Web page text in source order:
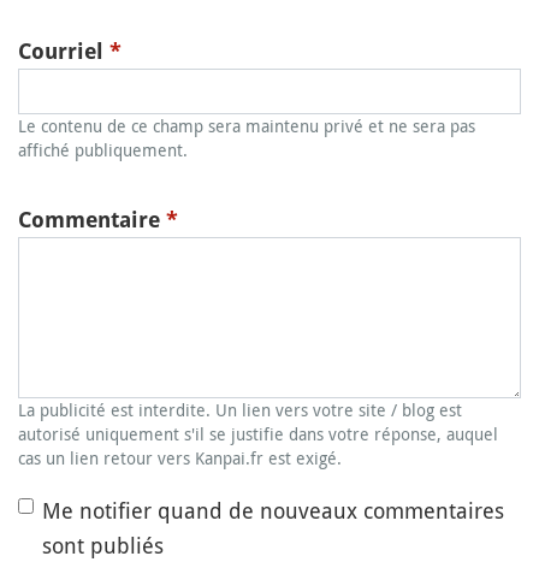
Courriel *
Le contenu de ce champ sera maintenu privé et ne sera pas
affiché publiquement.
Commentaire *
La publicité est interdite. Un lien vers votre site / blog est
autorisé uniquement s'il se justifie dans votre réponse, auquel
cas un lien retour vers Kanpai.fr est exigé.
Me notifier quand de nouveaux commentaires
sont publiés